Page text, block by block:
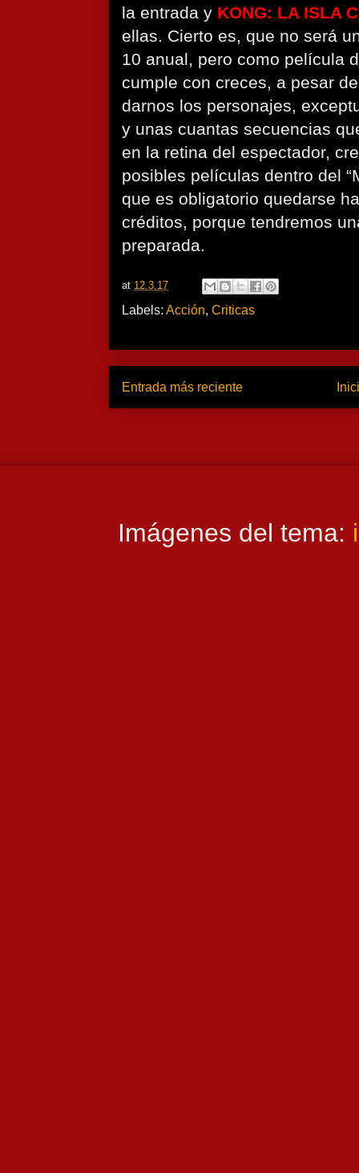
la entrada y KONG: LA ISLA
ellas. Cierto es, que no será
10 anual, pero como película
cumple con creces, a pesar
darnos los personajes,
y unas cuantas secuencias
en la retina del espectador,
posibles películas dentro del
que es obligatorio quedarse
créditos, porque tendremos
preparada.
at 12.3.17
Labels: Acción, Criticas
Entrada más reciente
Imágenes del tema: